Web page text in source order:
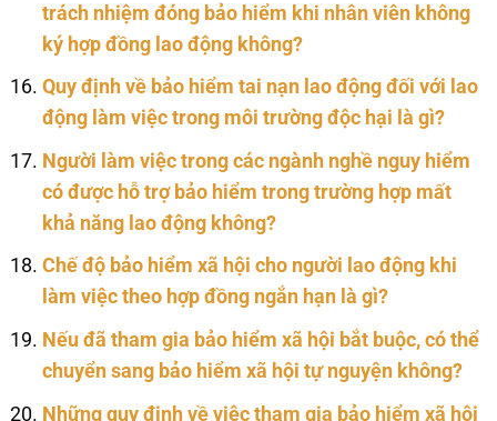
trách nhiệm đóng bảo hiểm khi nhân viên không
ký hợp đồng lao động không?
Quy định về bảo hiểm tai nạn lao động đối với lao
động làm việc trong môi trường độc hại là gì?
Người làm việc trong các ngành nghề nguy hiểm
có được hỗ trợ bảo hiểm trong trường hợp mất
khả năng lao động không?
Chế độ bảo hiểm xã hội cho người lao động khi
làm việc theo hợp đồng ngắn hạn là gì?
Nếu đã tham gia bảo hiểm xã hội bắt buộc, có thể
chuyển sang bảo hiểm xã hội tự nguyện không?
Những quy định về việc tham gia bảo hiểm xã hội